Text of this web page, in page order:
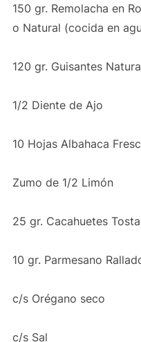
150 gr. Remolacha en
o Natural (cocida en
120 gr. Guisantes
1/2 Diente de Ajo
10 Hojas Albahaca
Zumo de 1/2 Limón
25 gr. Cacahuetes
10 gr. Parmesano
c/s Orégano seco
c/s Sal